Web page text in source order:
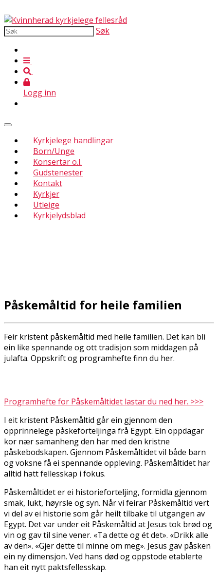
Søk
Logg inn
Kyrkjelege handlingar
Born/Unge
Konsertar o.l.
Gudstenester
Kontakt
Kyrkjer
Utleige
Kyrkjelydsblad
Påskemåltid for heile familien
Feir kristent påskemåltid med heile familien. Det kan bli
ein like spennande og flott tradisjon som middagen på
julafta. Oppskrift og programhefte finn du her.
Programhefte for Påskemåltidet lastar du ned her. >>>
I eit kristent Påskemåltid går ein gjennom den
opprinnelege påskeforteljinga frå Egypt. Ein oppdagar
kor nær samanheng den har med den kristne
påskebodskapen. Gjennom Påskemåltidet vil både barn
og voksne få ei spennande oppleving. Påskemåltidet har
alltid hatt fellesskap i fokus.
Påskemåltidet er ei historieforteljing, formidla gjennom
smak, lukt, høyrsle og syn. Når vi feirar Påskemåltid vert
vi del av ei historie som går heilt tilbake til utgangen av
Egypt. Det var under eit Påskemåltid at Jesus tok brød og
vin og gav til sine vener. «Ta dette og ét det». «Drikk alle
av den». «Gjer dette til minne om meg». Jesus gav påsken
ein ny dimensjon. Ved hans død og oppstode etablerte
han eit nytt paktsfellesskap.